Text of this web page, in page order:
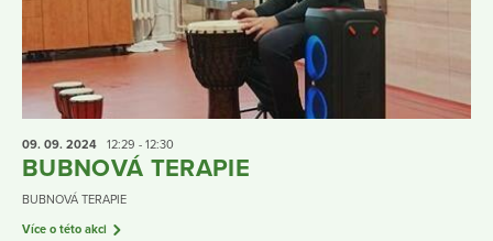
09. 09. 2024 12:29 - 12:30
BUBNOVÁ TERAPIE
BUBNOVÁ TERAPIE
Více o této akci